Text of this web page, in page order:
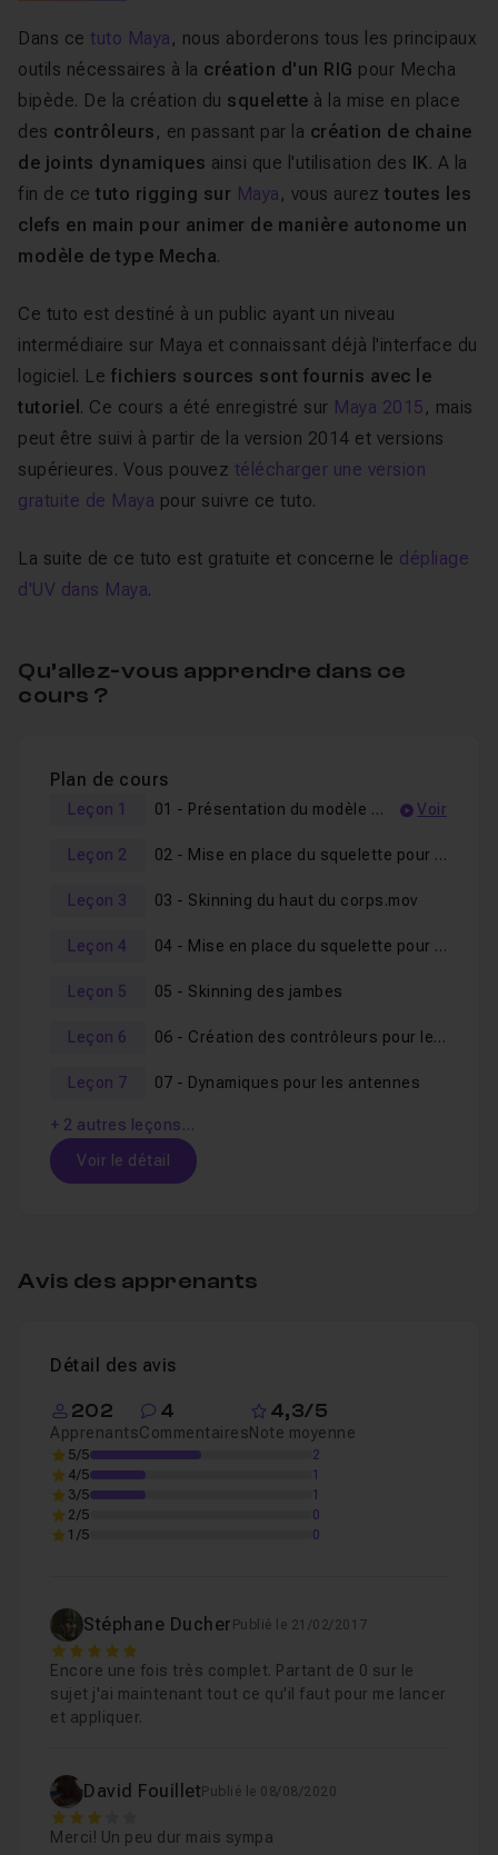
Dans ce tuto Maya , nous aborderons tous les principaux
outils nécessaires à la création d'un RIG pour Mecha
bipède. De la création du squelette à la mise en place
des contrôleurs , en passant par la création de chaine
de joints dynamiques ainsi que l'utilisation des IK. A la
fin de ce tuto rigging sur Maya , vous aurez toutes les
clefs en main pour animer de manière autonome un
modèle de type Mecha.
Ce tuto est destiné à un public ayant un niveau
intermédiaire sur Maya et connaissant déjà l'interface du
logiciel. Le fichiers sources sont fournis avec le
tutoriel . Ce cours a été enregistré sur Maya 2015 , mais
peut être suivi à partir de la version 2014 et versions
supérieures. Vous pouvez télécharger une version
gratuite de Maya pour suivre ce tuto.
La suite de ce tuto est gratuite et concerne le dépliage
d'UV dans Maya.
Qu’allez-vous apprendre dans ce
cours ?
Plan de cours
Leçon 1 01 - Présentation du modèle et mise en place du squelette pour le haut du corps Voir
Leçon 2 02 - Mise en place du squelette pour les antennes.mov
Leçon 3 03 - Skinning du haut du corps.mov
Leçon 4 04 - Mise en place du squelette pour les jambes
Leçon 5 05 - Skinning des jambes
Leçon 6 06 - Création des contrôleurs pour le corps
Leçon 7 07 - Dynamiques pour les antennes
+ 2 autres leçons…
Voir le détail
Leçon 2 02 - Mise en place du squelette pour les
Leçon 3 03 - Skinning du haut du corps.mov
Leçon 5
Leçon 6
Leçon 7 07 - Dynamiques pour les antennes
Avis des apprenants
Détail des avis
202
Apprenants
4
Commentaires
4,3/5
Note moyenne
5/5
2
4/5
1
3/5
1
2/5
0
1/5
0
Stéphane Ducher Publié le 21/02/2017
5
Encore une fois très complet. Partant de 0 sur le
sujet j'ai maintenant tout ce qu'il faut pour me lancer
et appliquer.
David Fouillet Publié le 08/08/2020
3
Merci! Un peu dur mais sympa